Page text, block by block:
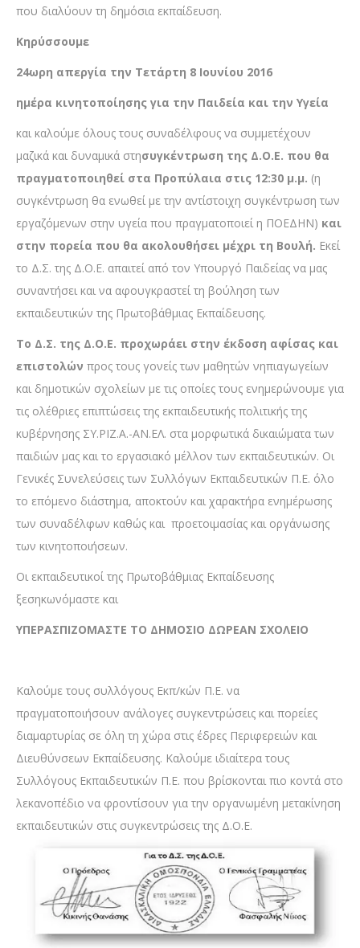
που διαλύουν τη δημόσια εκπαίδευση.
Κηρύσσουμε
24ωρη απεργία την Τετάρτη 8 Ιουνίου 2016
ημέρα κινητοποίησης για την Παιδεία και την Υγεία
και καλούμε όλους τους συναδέλφους να συμμετέχουν
μαζικά και δυναμικά στησυγκέντρωση της Δ.Ο.Ε. που θα
πραγματοποιηθεί στα Προπύλαια στις 12:30 μ.μ. (η
συγκέντρωση θα ενωθεί με την αντίστοιχη συγκέντρωση των
εργαζόμενων στην υγεία που πραγματοποιεί η ΠΟΕΔΗΝ) και
στην πορεία που θα ακολουθήσει μέχρι τη Βουλή. Εκεί
το Δ.Σ. της Δ.Ο.Ε. απαιτεί από τον Υπουργό Παιδείας να μας
συναντήσει και να αφουγκραστεί τη βούληση των
εκπαιδευτικών της Πρωτοβάθμιας Εκπαίδευσης.
Το Δ.Σ. της Δ.Ο.Ε. προχωράει στην έκδοση αφίσας και
επιστολών προς τους γονείς των μαθητών νηπιαγωγείων
και δημοτικών σχολείων με τις οποίες τους ενημερώνουμε για
τις ολέθριες επιπτώσεις της εκπαιδευτικής πολιτικής της
κυβέρνησης ΣΥ.ΡΙΖ.Α.-ΑΝ.ΕΛ. στα μορφωτικά δικαιώματα των
παιδιών μας και το εργασιακό μέλλον των εκπαιδευτικών. Οι
Γενικές Συνελεύσεις των Συλλόγων Εκπαιδευτικών Π.Ε. όλο
το επόμενο διάστημα, αποκτούν και χαρακτήρα ενημέρωσης
των συναδέλφων καθώς και προετοιμασίας και οργάνωσης
των κινητοποιήσεων.
Οι εκπαιδευτικοί της Πρωτοβάθμιας Εκπαίδευσης
ξεσηκωνόμαστε και
ΥΠΕΡΑΣΠΙΖΟΜΑΣΤΕ ΤΟ ΔΗΜΟΣΙΟ ΔΩΡΕΑΝ ΣΧΟΛΕΙΟ
Καλούμε τους συλλόγους Εκπ/κών Π.Ε. να
πραγματοποιήσουν ανάλογες συγκεντρώσεις και πορείες
διαμαρτυρίας σε όλη τη χώρα στις έδρες Περιφερειών και
Διευθύνσεων Εκπαίδευσης. Καλούμε ιδιαίτερα τους
Συλλόγους Εκπαιδευτικών Π.Ε. που βρίσκονται πιο κοντά στο
λεκανοπέδιο να φροντίσουν για την οργανωμένη μετακίνηση
εκπαιδευτικών στις συγκεντρώσεις της Δ.Ο.Ε.